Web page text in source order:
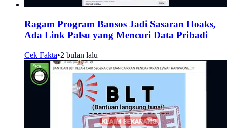
Ragam Program Bansos Jadi Sasaran Hoaks,
Ada Link Palsu yang Mencuri Data Pribadi
Cek Fakta•2 bulan lalu